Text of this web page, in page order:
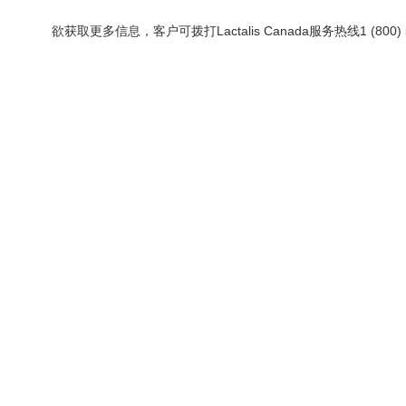
欲获取更多信息，客户可拨打Lactalis Canada服务热线1 (800)